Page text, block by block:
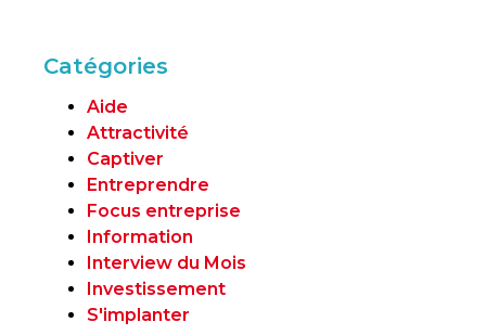
Catégories
Aide
Attractivité
Captiver
Entreprendre
Focus entreprise
Information
Interview du Mois
Investissement
S'implanter